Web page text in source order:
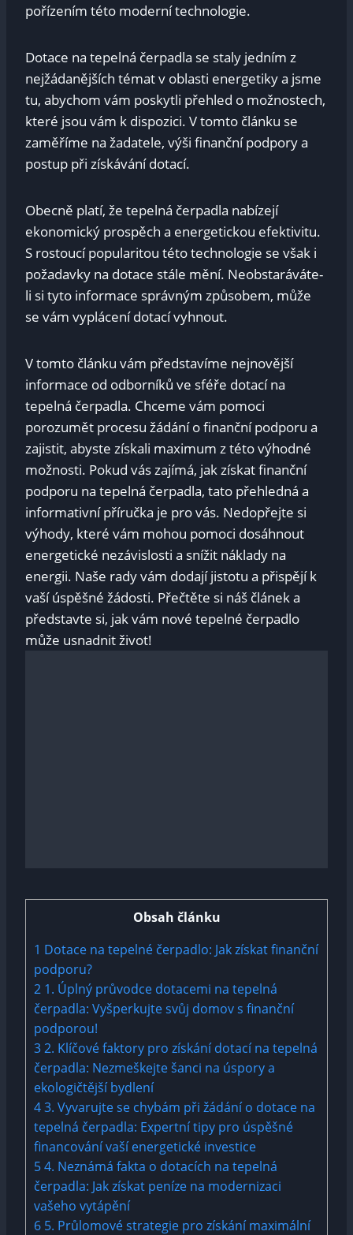
pořízením této moderní technologie.
Dotace na tepelná čerpadla se staly jedním z
nejžádanějších témat v oblasti energetiky a jsme
tu, abychom vám poskytli přehled o možnostech,
které jsou vám k dispozici. V tomto článku se
zaměříme na žadatele, výši finanční podpory a
postup při získávání dotací.
Obecně platí, že tepelná čerpadla nabízejí
ekonomický prospěch a energetickou efektivitu.
S rostoucí popularitou této technologie se však i
požadavky na dotace stále mění. Neobstaráváte-
li si tyto informace správným způsobem, může
se vám vyplácení dotací vyhnout.
V tomto článku vám představíme nejnovější
informace od odborníků ve sféře dotací na
tepelná čerpadla. Chceme vám pomoci
porozumět procesu žádání o finanční podporu a
zajistit, abyste získali maximum z této výhodné
možnosti. Pokud vás zajímá, jak získat finanční
podporu na tepelná čerpadla, tato přehledná a
informativní příručka je pro vás. Nedopřejte si
výhody, které vám mohou pomoci dosáhnout
energetické nezávislosti a snížit náklady na
energii. Naše rady vám dodají jistotu a přispějí k
vaší úspěšné žádosti. Přečtěte si náš článek a
představte si, jak vám nové tepelné čerpadlo
může usnadnit život!
Obsah článku
1 Dotace na tepelné čerpadlo: Jak získat finanční
podporu?
2 1. Úplný průvodce dotacemi na tepelná
čerpadla: Vyšperkujte svůj domov s finanční
podporou!
32. Klíčové faktory pro získání dotací na tepelná
čerpadla: Nezmeškejte šanci na úspory a
ekologičtější bydlení
43. Vyvarujte se chybám při žádání o dotace na
tepelná čerpadla: Expertní tipy pro úspěšné
financování vaší energetické investice
54. Neznámá fakta o dotacích na tepelná
čerpadla: Jak získat peníze na modernizaci
vašeho vytápění
6 5. Průlomové strategie pro získání maximální